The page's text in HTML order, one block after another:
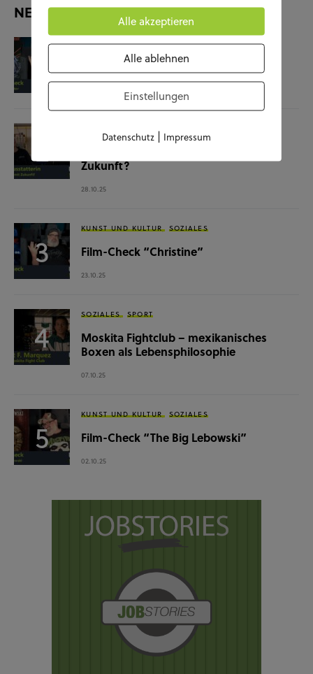
NEUESTE BEITRÄGE
KUNST UND KULTUR SOZIALES
Film-Check “The Terminator”
Zukunft?
28.10.25
KUNST UND KULTUR SOZIALES
Film-Check “Christine”
23.10.25
SOZIALES SPORT
Moskita Fightclub – mexikanisches
Boxen als Lebensphilosophie
07.10.25
KUNST UND KULTUR SOZIALES
Film-Check “The Big Lebowski”
02.10.25
Alle akzeptieren
Alle ablehnen
Einstellungen
Datenschutz| Impressum